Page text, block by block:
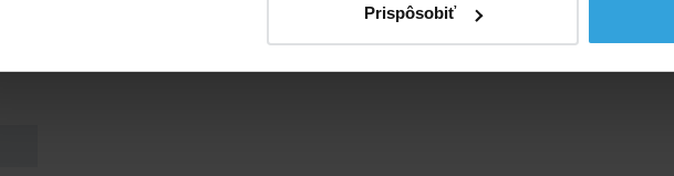
Prispôsobiť
strieška chrániaca proti UV žiareniu